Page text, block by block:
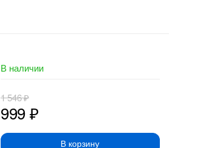
В наличии
999₽
1 546₽
В корзину